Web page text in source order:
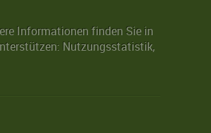
Informationen finden Sie in
Nutzungsstatistik,